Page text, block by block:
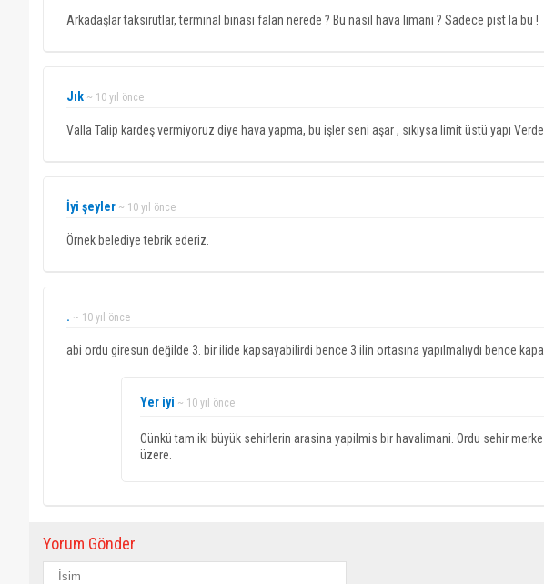
Arkadaşlar taksirutlar, terminal binası falan nerede ? Bu nasıl hava limanı ? Sadece pist la bu !
Jık ~ 10 yıl önce
Valla Talip kardeş vermiyoruz diye hava yapma, bu işler seni aşar , sıkıysa limit üstü yapı
İyi şeyler ~ 10 yıl önce
Örnek belediye tebrik ederiz.
. ~ 10 yıl önce
abi ordu giresun değilde 3. bir ilide kapsayabilirdi bence 3 ilin ortasına yapılmalıydı bence
Yer iyi ~ 10 yıl önce
Cünkü tam iki büyük sehirlerin arasina yapilmis bir havalimani. Ordu sehir
üzere.
Yorum Gönder